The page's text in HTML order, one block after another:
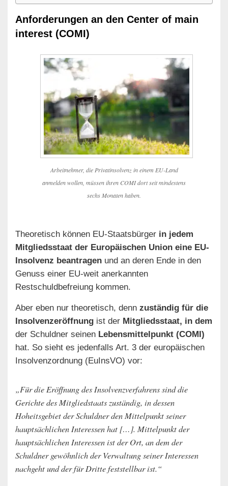
Anforderungen an den Center of main
interest (COMI)
Arbeitnehmer, die Privatinsolvenz in einem EU-Land
anmelden wollen, müssen ihren COMI dort seit mindestens
sechs Monaten haben.
Theoretisch können EU-Staatsbürger in jedem
Mitgliedsstaat der Europäischen Union eine EU-
Insolvenz beantragen und an deren Ende in den
Genuss einer EU-weit anerkannten
Restschuldbefreiung kommen.
Aber eben nur theoretisch, denn zuständig für die
Insolvenzeröffnung ist der Mitgliedsstaat, in dem
der Schuldner seinen Lebensmittelpunkt (COMI)
hat. So sieht es jedenfalls Art. 3 der europäischen
Insolvenzordnung (EuInsVO) vor:
„Für die Eröffnung des Insolvenzverfahrens sind die
Gerichte des Mitgliedstaats zuständig, in dessen
Hoheitsgebiet der Schuldner den Mittelpunkt seiner
hauptsächlichen Interessen hat […]. Mittelpunkt der
hauptsächlichen Interessen ist der Ort, an dem der
Schuldner gewöhnlich der Verwaltung seiner Interessen
nachgeht und der für Dritte feststellbar ist.“